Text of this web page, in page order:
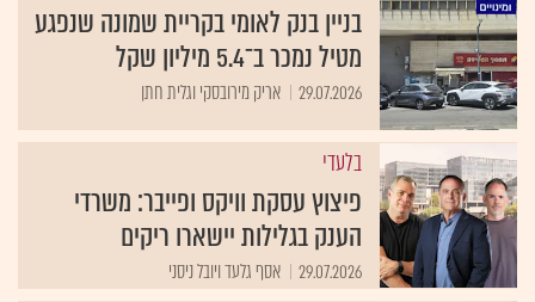
בניין בנק לאומי בקריית שמונה שנפגע
מטיל נמכר ב־5.4 מיליון שקל
29.07.2026 אריק מירובסקי וגלית חתן
בלעדי
פיצוץ עסקת וויקס ופייבר: משרדי
הענק בגלילות יישארו ריקים
29.07.2026 אסף גלעד ויובל ניסני